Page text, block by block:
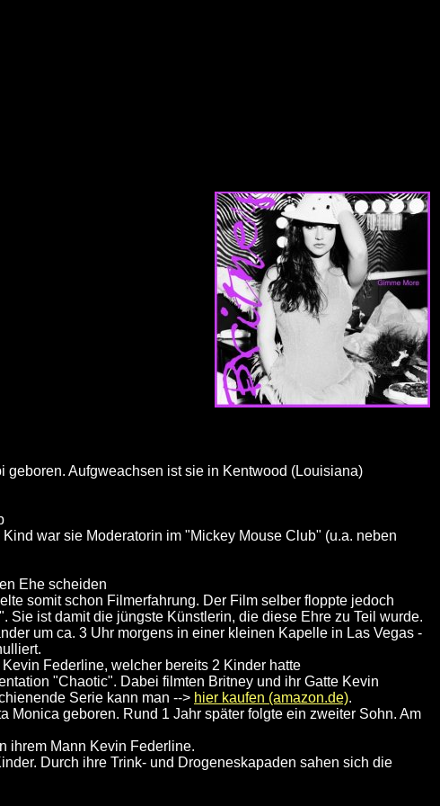
Aufgweachsen ist sie in Kentwood (Louisiana)
war sie Moderatorin im "Mickey Mouse Club" (u.a. neben
Ehe scheiden
somit schon Filmerfahrung. Der Film selber floppte jedoch
Sie ist damit die jüngste Künstlerin, die diese Ehre zu Teil wurde.
um ca. 3 Uhr morgens in einer kleinen Kapelle in Las Vegas -
Federline, welcher bereits 2 Kinder hatte
"Chaotic". Dabei filmten Britney und ihr Gatte Kevin
Serie kann man --> hier kaufen (amazon.de).
Monica geboren. Rund 1 Jahr später folgte ein zweiter Sohn. Am
ihrem Mann Kevin Federline.
Durch ihre Trink- und Drogeneskapaden sahen sich die